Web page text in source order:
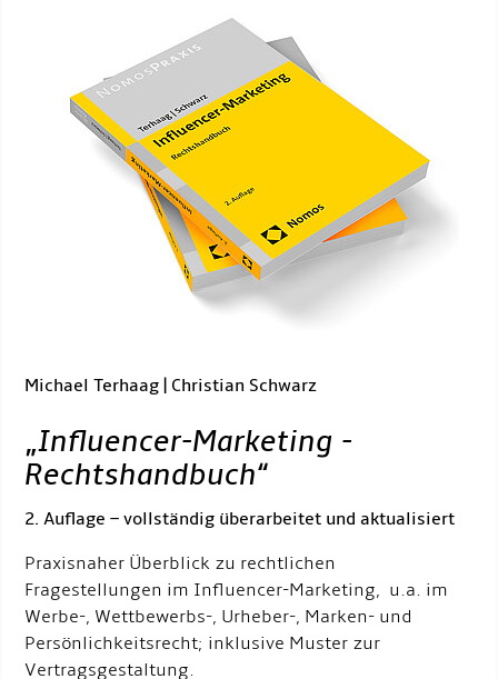
Michael Terhaag | Christian Schwarz
„Influencer-Marketing -
Rechtshandbuch“
2. Auflage – vollständig überarbeitet und aktualisiert
Praxisnaher Überblick zu rechtlichen
Fragestellungen im Influencer-Marketing, u.a. im
Werbe-, Wettbewerbs-, Urheber-, Marken- und
Persönlichkeitsrecht; inklusive Muster zur
Vertragsgestaltung.